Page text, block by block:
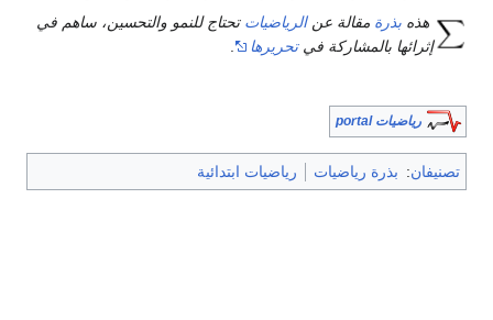
هذه بذرة مقالة عنالرياضيات تحتاج للنمو والتحسين، ساهم في
إثرائها بالمشاركة فيتحريرها
رياضيات portal
تصنيفان: بذرة رياضيات رياضيات ابتدائية